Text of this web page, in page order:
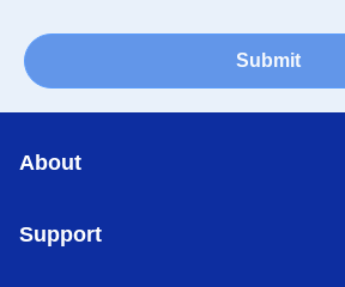
Submit
About
Support